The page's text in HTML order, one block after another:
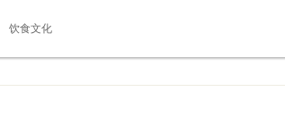
饮食文化